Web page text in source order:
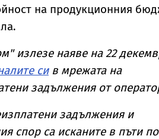
на продукционния
излезе наяве на 22
сив мрежата на
задължения от
задължения и
спор са исканите в пъти